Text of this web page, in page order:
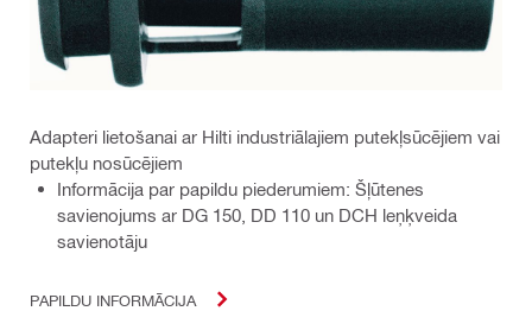
Adapteri lietošanai ar Hilti industriālajiem putekļsūcējiem vai
putekļu nosūcējiem
Informācija par papildu piederumiem: Šļūtenes
savienojums ar DG 150, DD 110 un DCH leņķveida
savienotāju
PAPILDU INFORMĀCIJA